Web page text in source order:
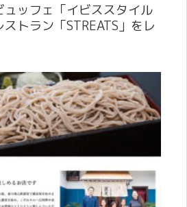
ッフェ「イビススタイル
トラン「STREATS」をレ